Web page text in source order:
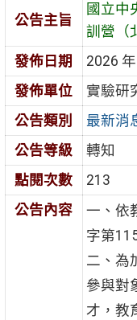
公告主旨
國立中
訓營（
發佈日期
2026
發佈單位
實驗研
公告類別
最新消
公告等級
轉知
點閱次數
213
公告內容
一、依
字第
二、為
參與對
才，教